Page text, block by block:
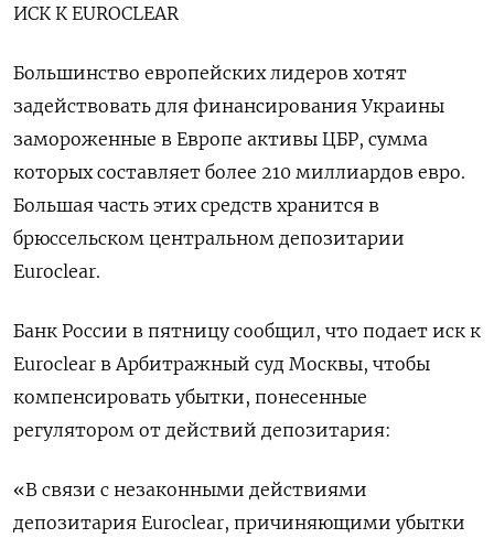
ИСК К EUROCLEAR
Большинство европейских лидеров хотят
задействовать для финансирования Украины
замороженные в Европе активы ЦБР, сумма
которых составляет более 210 миллиардов евро.
Большая часть этих средств хранится в
брюссельском центральном депозитарии
Euroclear.
Банк России в пятницу сообщил, что подает иск к
Euroclear в Арбитражный суд Москвы, чтобы
компенсировать убытки, понесенные
регулятором от действий депозитария:
«В связи с незаконными действиями
депозитария Euroclear, причиняющими убытки